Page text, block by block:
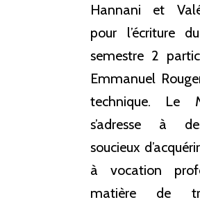
Hannani et
pour l’écriture
semestre 2
Emmanuel
technique. Le
s’adresse à
soucieux
à vocation
matière de